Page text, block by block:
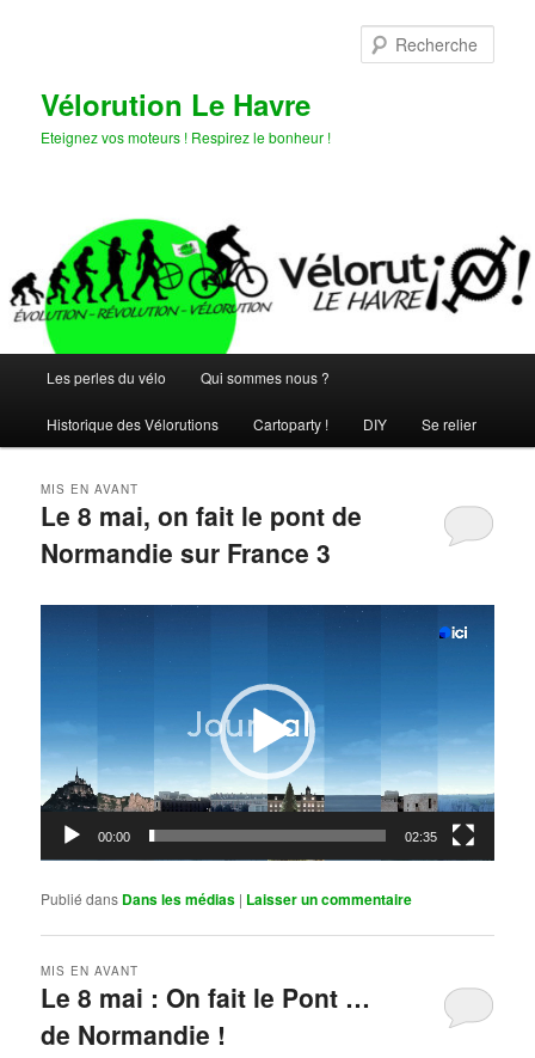
Vélorution Le Havre
Eteignez vos moteurs ! Respirez le bonheur !
principal
Les perles du vélo Qui sommes nous ?
Historique des Vélorutions Cartoparty ! DIY Se relier
Le 8 mai, on fait le pont de
Normandie sur France 3
MIS EN AVANT
00:00 02:35
Publié dans Dans les médias | Laisser un commentaire
Le 8 mai : On fait le Pont …
de Normandie !
MIS EN AVANT